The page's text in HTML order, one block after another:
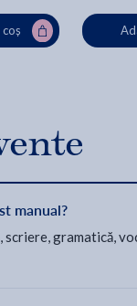
coș
manual?
gramatică,